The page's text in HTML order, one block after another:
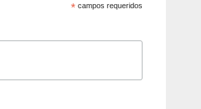
* campos requeridos